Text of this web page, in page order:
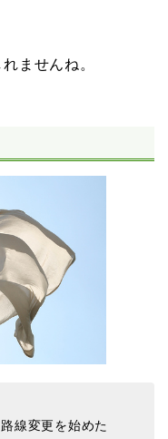
ませんね。
線変更を始めた